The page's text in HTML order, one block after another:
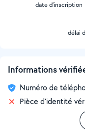
date d’inscription
délai
Informations
Numéro de
Pièce d'identité